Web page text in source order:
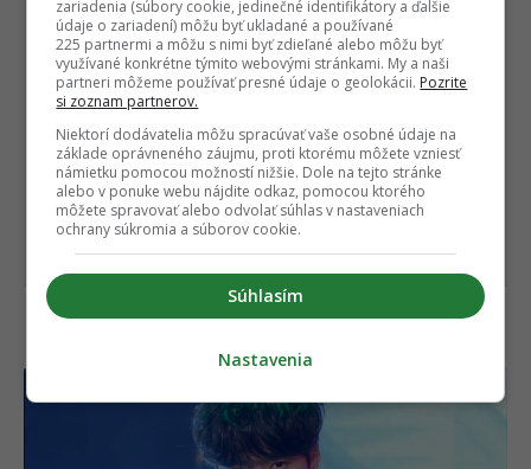
zariadenia (súbory cookie, jedinečné identifikátory a ďalšie
údaje o zariadení) môžu byť ukladané a používané
225 partnermi a môžu s nimi byť zdieľané alebo môžu byť
využívané konkrétne týmito webovými stránkami. My a naši
partneri môžeme používať presné údaje o geolokácii. Pozrite
si zoznam partnerov.
Niektorí dodávatelia môžu spracúvať vaše osobné údaje na
základe oprávneného záujmu, proti ktorému môžete vzniesť
námietku pomocou možností nižšie. Dole na tejto stránke
alebo v ponuke webu nájdite odkaz, pomocou ktorého
môžete spravovať alebo odvolať súhlas v nastaveniach
ochrany súkromia a súborov cookie.
Súhlasím
Nastavenia